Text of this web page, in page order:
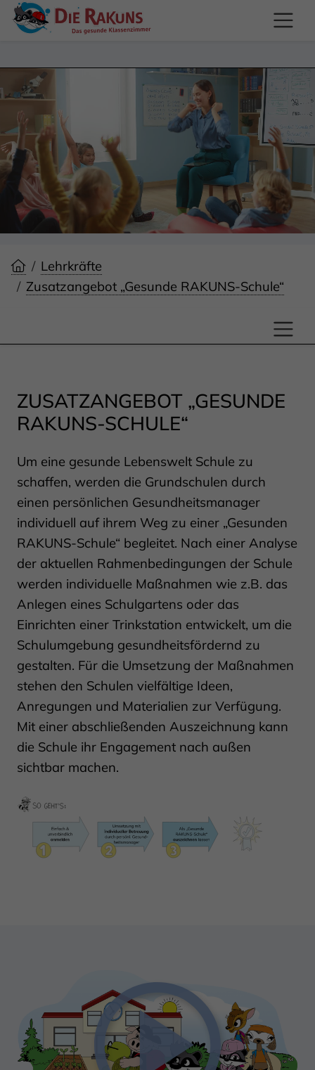
Lehrkräfte
Zusatzangebot „Gesunde RAKUNS-Schule“
ZUSATZANGEBOT „GESUNDE
RAKUNS-SCHULE“
Um eine gesunde Lebenswelt Schule zu
schaffen, werden die Grundschulen durch
einen persönlichen Gesundheitsmanager
individuell auf ihrem Weg zu einer „Gesunden
RAKUNS-Schule“ begleitet. Nach einer Analyse
der aktuellen Rahmenbedingungen der Schule
werden individuelle Maßnahmen wie z.B. das
Anlegen eines Schulgartens oder das
Einrichten einer Trinkstation entwickelt, um die
Schulumgebung gesundheitsfördernd zu
gestalten. Für die Umsetzung der Maßnahmen
stehen den Schulen vielfältige Ideen,
Anregungen und Materialien zur Verfügung.
Mit einer abschließenden Auszeichnung kann
die Schule ihr Engagement nach außen
sichtbar machen.